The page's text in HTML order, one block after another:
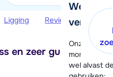
We
verder!
Onze
moment
wel alvast
Ligging Reviews
en zeer gunstige